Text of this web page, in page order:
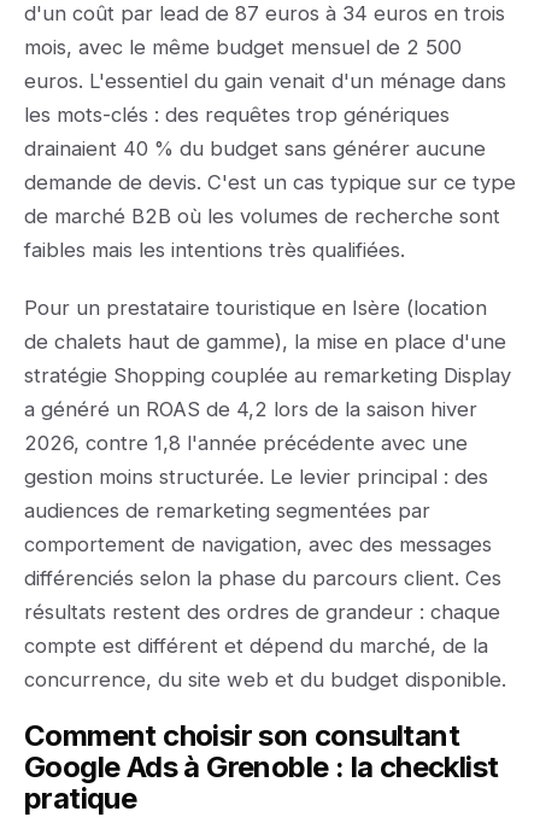
d'un coût par lead de 87 euros à 34 euros en trois
mois, avec le même budget mensuel de 2 500
euros. L'essentiel du gain venait d'un ménage dans
les mots-clés : des requêtes trop génériques
drainaient 40 % du budget sans générer aucune
demande de devis. C'est un cas typique sur ce type
de marché B2B où les volumes de recherche sont
faibles mais les intentions très qualifiées.
Pour un prestataire touristique en Isère (location
de chalets haut de gamme), la mise en place d'une
stratégie Shopping couplée au remarketing Display
a généré un ROAS de 4,2 lors de la saison hiver
2026, contre 1,8 l'année précédente avec une
gestion moins structurée. Le levier principal : des
audiences de remarketing segmentées par
comportement de navigation, avec des messages
différenciés selon la phase du parcours client. Ces
résultats restent des ordres de grandeur : chaque
compte est différent et dépend du marché, de la
concurrence, du site web et du budget disponible.
Comment choisir son consultant
Google Ads à Grenoble : la checklist
pratique